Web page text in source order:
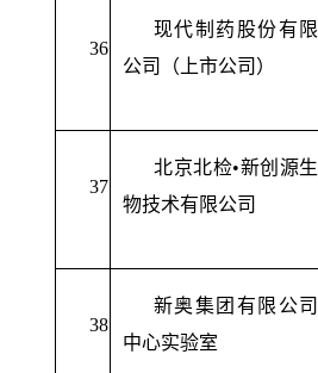
36
现代制药股份有限
公司（上市公司）
37
北京北检•新创源生
物技术有限公司
38
新奥集团有限公司
中心实验室